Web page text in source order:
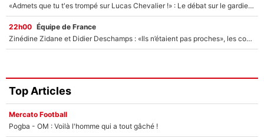
«Admets que tu t'es trompé sur Lucas Chevalier !» : Le débat sur le gardien du PSG vire au clash à l'After Foot
22h00 Équipe de France
Zinédine Zidane et Didier Deschamps : «Ils n’étaient pas proches», les confidences d’un membre de l’équipe de France 1998 sur leur relation spéciale
Top Articles
Mercato Football
Pogba - OM : Voilà l'homme qui a tout gâché !